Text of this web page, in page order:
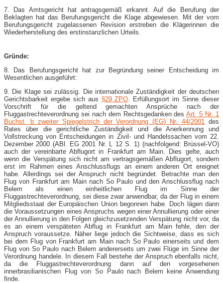
7. Das Amtsgericht hat antragsgemäß erkannt. Auf die Berufung der
Beklagten hat das Berufungsgericht die Klage abgewiesen. Mit der vom
Berufungsgericht zugelassenen Revision erstreben die Klägerinnen die
Wiederherstellung des erstinstanzlichen Urteils.
Gründe:
8. Das Berufungsgericht hat zur Begründung seiner Entscheidung im
Wesentlichen ausgeführt:
9. Die Klage sei zulässig. Die internationale Zuständigkeit der deutschen
Gerichtsbarkeit ergebe sich aus §29 ZPO . Erfüllungsort im Sinne dieser
Vorschrift für die geltend gemachten Ansprüche nach der
Fluggastrechteverordnung sei nach dem Rechtsgedanken desArt. 5 Nr. 1
Buchst. b zweiter Spiegelstrich der Verordnung (EG) Nr. 44/2001
des
Rates über die gerichtliche Zuständigkeit und die Anerkennung und
Vollstreckung von Entscheidungen in Zivil- und Handelssachen vom 22.
Dezember 2000 (ABl. EG 2001 Nr. L 12 S. 1) (nachfolgend: Brüssel-VO)
auch der vereinbarte Abflugort in Frankfurt am Main. Dies gelte, auch
wenn die Verspätung sich nicht am vertragsgemäßen Abflugort, sondern
erst im Rahmen eines Anschlussflugs an einem anderen Ort ereignet
habe. Allerdings sei der Anspruch nicht begründet. Betrachte man den
Flug von Frankfurt am Main nach So Paulo und den Anschlussflug nach
Belem als einen einheitlichen Flug im Sinne der
Fluggastrechteverordnung, sei diese zwar anwendbar, da der Flug in einem
Mitgliedsstaat der Europäischen Union begonnen habe. Doch lägen dann
die Voraussetzungen eines Anspruchs wegen einer Annullierung oder einer
der Annullierung in den Folgen gleichzusetzenden Verspätung nicht vor, da
es an einem verspäteten Abflug in Frankfurt am Main fehle, den der
Anspruch voraussetze. Näher liege jedoch die Sichtweise, dass es sich
bei dem Flug von Frankfurt am Main nach So Paulo einerseits und dem
Flug von So Paulo nach Belem andererseits um zwei Flüge im Sinne der
Verordnung handele. In diesem Fall bestehe der Anspruch ebenfalls nicht,
da die Fluggastrechteverordnung dann auf den vorgesehenen
innerbrasilianischen Flug von So Paulo nach Belem keine Anwendung
finde.